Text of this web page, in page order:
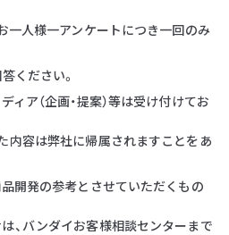
一人様一アンケートにつき一回のみ
ください。
ィア（企画・提案）等は受け付けてお
内容は弊社に帰属されますことをあ
開発の参考とさせていただくもの
、バンダイお客様相談センターまで